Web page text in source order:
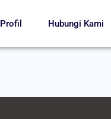
Profil Hubungi Kami